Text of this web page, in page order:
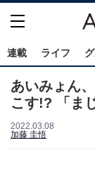
連載 ライフ
あいみょん
こす!? 「ま
2022.03.08
加藤 圭悟